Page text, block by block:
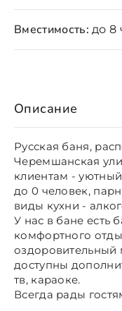
Описание
Русская баня,
Черемшанская
клиентам -
до 0 человек,
виды кухни -
У нас в бане есть
комфортного
оздоровительный
доступны
тв, караоке.
Всегда рады
Вместимость: до 8